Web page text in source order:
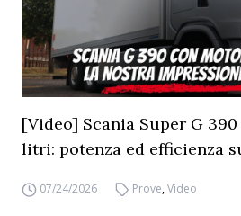
[Video] Scania Super G
litri: potenza ed efficienza
07/24/2026 Prove,Video